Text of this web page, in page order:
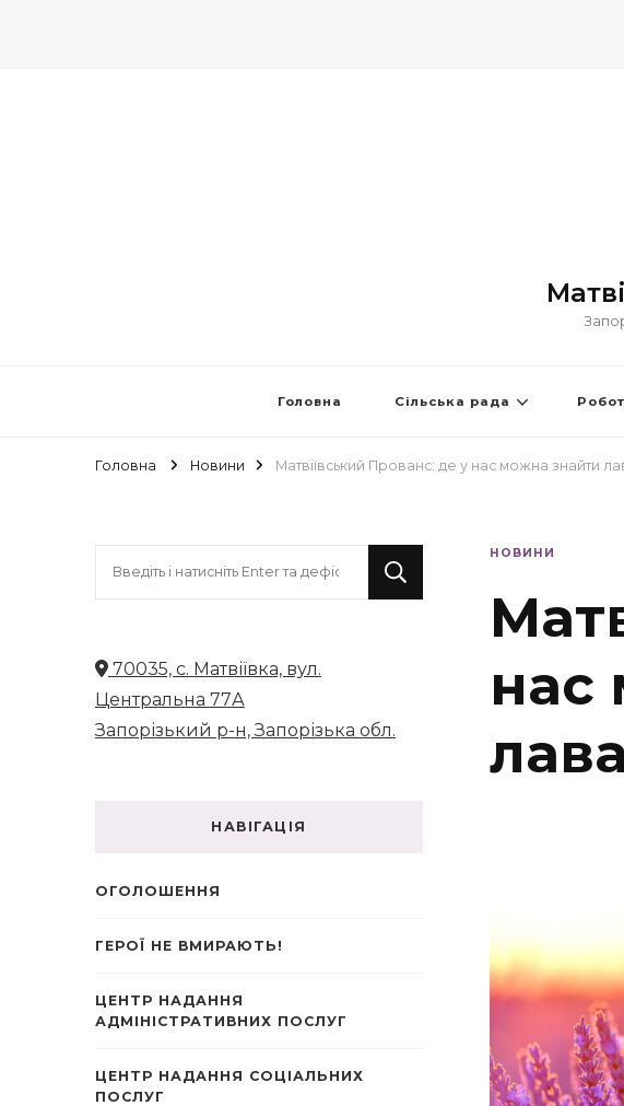
Головна Сільська рада
Головна Новини Матвіївський Прованс: де у нас можна знайти
НОВИНИ
нас
70035, с. Матвіївка, вул.
Центральна 77А
Запорізький р-н, Запорізька обл.
НАВІГАЦІЯ
ОГОЛОШЕННЯ
ГЕРОЇ НЕ ВМИРАЮТЬ!
ЦЕНТР НАДАННЯ
АДМІНІСТРАТИВНИХ ПОСЛУГ
ЦЕНТР НАДАННЯ СОЦІАЛЬНИХ
ПОСЛУГ